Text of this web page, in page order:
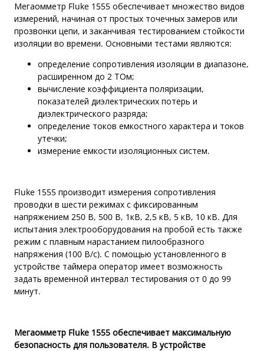
Мегаомметр Fluke 1555 обеспечивает множество видов
измерений, начиная от простых точечных замеров или
прозвонки цепи, и заканчивая тестированием стойкости
изоляции во времени. Основными тестами являются:
определение сопротивления изоляции в диапазоне,
расширенном до 2 ТОм;
вычисление коэффициента поляризации,
показателей диэлектрических потерь и
диэлектрического разряда;
определение токов емкостного характера и токов
утечки;
измерение емкости изоляционных систем.
Fluke 1555 производит измерения сопротивления
проводки в шести режимах с фиксированным
напряжением 250 В, 500 В, 1кВ, 2,5 кВ, 5 кВ, 10 кВ. Для
испытания электрооборудования на пробой есть также
режим с плавным нарастанием пилообразного
напряжения (100 В/с). С помощью установленного в
устройстве таймера оператор имеет возможность
задать временной интервал тестирования от 0 до 99
минут.
Мегаомметр Fluke 1555 обеспечивает максимальную
безопасность для пользователя. В устройстве